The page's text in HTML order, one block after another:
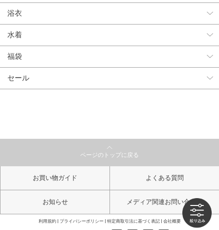
浴衣
水着
福袋
セール
ページのトップに戻る
お買い物ガイド よくある質問
お知らせ メディア関連お問い合わせ
利用規約 プライバシーポリシー 特定商取引法に基づく表記 会社概要